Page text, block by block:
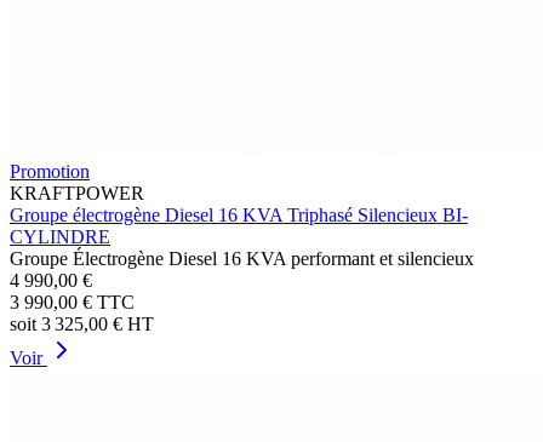
Promotion
KRAFTPOWER
Groupe électrogène Diesel 16 KVA Triphasé Silencieux BI-
CYLINDRE
Groupe Électrogène Diesel 16 KVA performant et silencieux
4 990,00 €
3 990,00 € TTC
soit 3 325,00 € HT
Voir